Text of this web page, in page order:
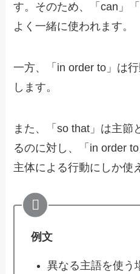
す。そのため、「can」
よく一緒に使われます。
一方、「in order to」は
します。
また、「so that」は主節
るのに対し、「in order
主体による行動にしか使
例文
異なる主語を使う